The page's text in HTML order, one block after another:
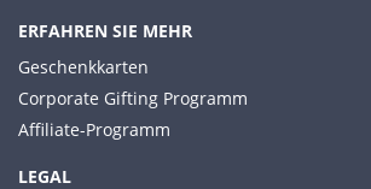
ERFAHREN SIE MEHR
Geschenkkarten
Corporate Gifting Programm
Affiliate-Programm
LEGAL